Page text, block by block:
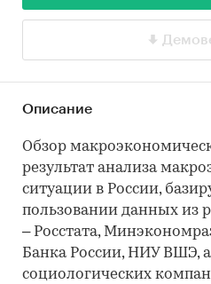
Описание
Обзор
результат анализа
ситуации в России,
пользовании данных из
– Росстата,
Банка России, НИУ ВШЭ,
социологических